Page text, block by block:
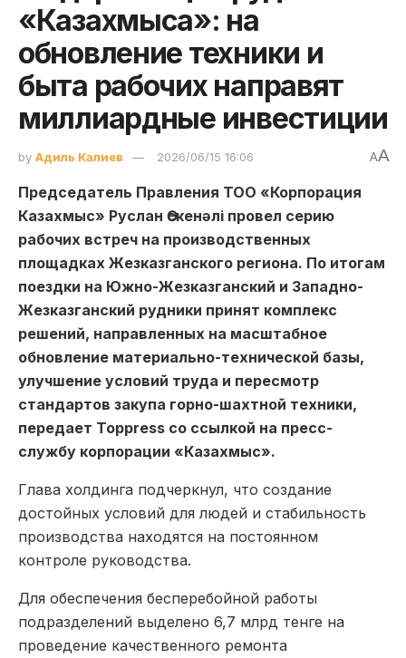
«Казахмыса»: на
обновление техники и
быта рабочих направят
миллиардные инвестиции
by Адиль Калиев 2026/06/15 16:06 AA
Председатель Правления ТОО «Корпорация
Казахмыс» Руслан Өскенәлі провел серию
рабочих встреч на производственных
площадках Жезказганского региона. По итогам
поездки на Южно-Жезказганский и Западно-
Жезказганский рудники принят комплекс
решений, направленных на масштабное
обновление материально-технической базы,
улучшение условий труда и пересмотр
стандартов закупа горно-шахтной техники,
передает Toppress со ссылкой на пресс-
службу корпорации «Казахмыс».
Глава холдинга подчеркнул, что создание
достойных условий для людей и стабильность
производства находятся на постоянном
контроле руководства.
Для обеспечения бесперебойной работы
подразделений выделено 6,7 млрд тенге на
проведение качественного ремонта